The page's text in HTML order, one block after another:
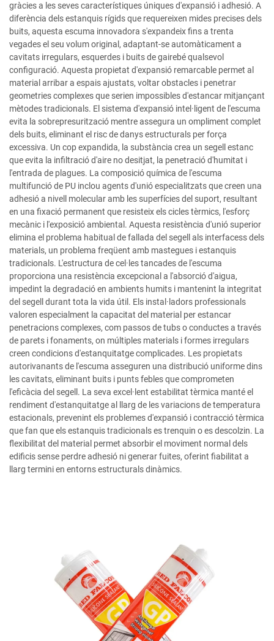
gràcies a les seves característiques úniques d'expansió i adhesió. A
diferència dels estanquis rígids que requereixen mides precises dels
buits, aquesta escuma innovadora s'expandeix fins a trenta
vegades el seu volum original, adaptant-se automàticament a
cavitats irregulars, esquerdes i buits de gairebé qualsevol
configuració. Aquesta propietat d'expansió remarcable permet al
material arribar a espais ajustats, voltar obstacles i penetrar
geometries complexes que serien impossibles d'estancar mitjançant
mètodes tradicionals. El sistema d'expansió intel·ligent de l'escuma
evita la sobrepresurització mentre assegura un ompliment complet
dels buits, eliminant el risc de danys estructurals per força
excessiva. Un cop expandida, la substància crea un segell estanc
que evita la infiltració d'aire no desitjat, la penetració d'humitat i
l'entrada de plagues. La composició química de l'escuma
multifunció de PU inclou agents d'unió especialitzats que creen una
adhesió a nivell molecular amb les superfícies del suport, resultant
en una fixació permanent que resisteix els cicles tèrmics, l'esforç
mecànic i l'exposició ambiental. Aquesta resistència d'unió superior
elimina el problema habitual de fallada del segell als interfacess dels
materials, un problema freqüent amb mastegues i estanquis
tradicionals. L'estructura de cel·les tancades de l'escuma
proporciona una resistència excepcional a l'absorció d'aigua,
impedint la degradació en ambients humits i mantenint la integritat
del segell durant tota la vida útil. Els instal·ladors professionals
valoren especialment la capacitat del material per estancar
penetracions complexes, com passos de tubs o conductes a través
de parets i fonaments, on múltiples materials i formes irregulars
creen condicions d'estanquitatge complicades. Les propietats
autorivanants de l'escuma asseguren una distribució uniforme dins
les cavitats, eliminant buits i punts febles que comprometen
l'eficàcia del segell. La seva excel·lent estabilitat tèrmica manté el
rendiment d'estanquitatge al llarg de les variacions de temperatura
estacionals, prevenint els problemes d'expansió i contracció tèrmica
que fan que els estanquis tradicionals es trenquin o es descolzin. La
flexibilitat del material permet absorbir el moviment normal dels
edificis sense perdre adhesió ni generar fuites, oferint fiabilitat a
llarg termini en entorns estructurals dinàmics.